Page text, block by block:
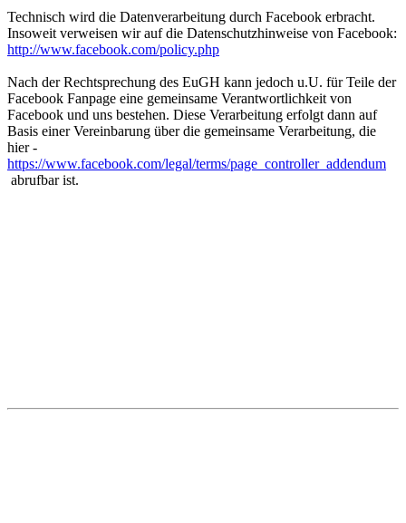
Technisch wird die Datenverarbeitung durch Facebook erbracht.
Insoweit verweisen wir auf die Datenschutzhinweise von Facebook:
http://www.facebook.com/policy.php
Nach der Rechtsprechung des EuGH kann jedoch u.U. für Teile der
Facebook Fanpage eine gemeinsame Verantwortlichkeit von
Facebook und uns bestehen. Diese Verarbeitung erfolgt dann auf
Basis einer Vereinbarung über die gemeinsame Verarbeitung, die
hier -
https://www.facebook.com/legal/terms/page_controller_addendum
abrufbar ist.